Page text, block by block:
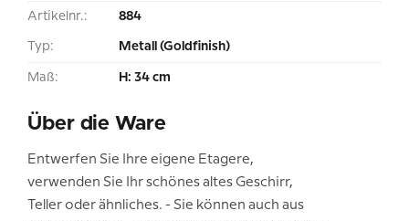
Artikelnr.: 884
Typ: Metall (Goldfinish)
Maß: H: 34 cm
Über die Ware
Entwerfen Sie Ihre eigene Etagere,
verwenden Sie Ihr schönes altes Geschirr,
Teller oder ähnliches. - Sie können auch aus